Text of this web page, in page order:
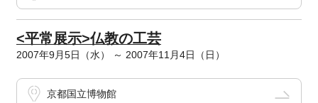
<平常展示>仏教の工芸
2007年9月5日（水） ～ 2007年11月4日（日）
京都国立博物館